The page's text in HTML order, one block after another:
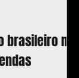
me